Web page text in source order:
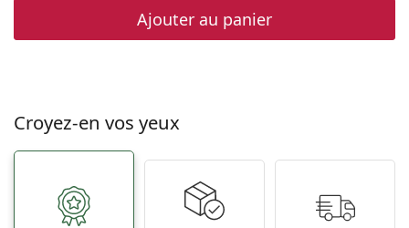
Ajouter au panier
Croyez-en vos yeux